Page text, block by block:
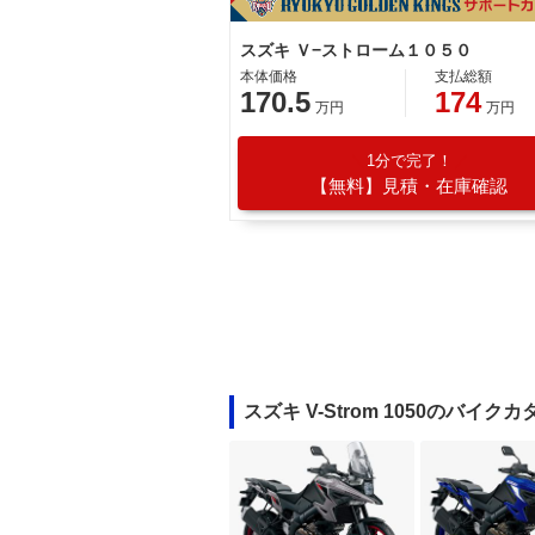
スズキ Ｖ−ストローム１０５０
本体価格
170.5 万円
支払総額
174 万円
1分で完了！
【無料】見積・在庫確認
スズキ V-Strom 1050のバイクカ